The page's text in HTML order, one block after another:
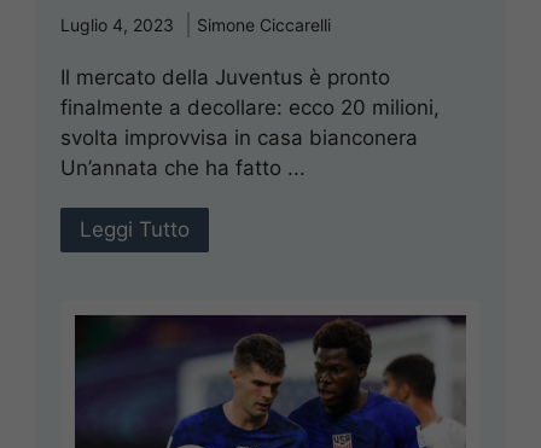
Luglio 4, 2023 Simone Ciccarelli
Il mercato della Juventus è pronto
finalmente a decollare: ecco 20 milioni,
svolta improvvisa in casa bianconera
Un’annata che ha fatto ...
Leggi Tutto